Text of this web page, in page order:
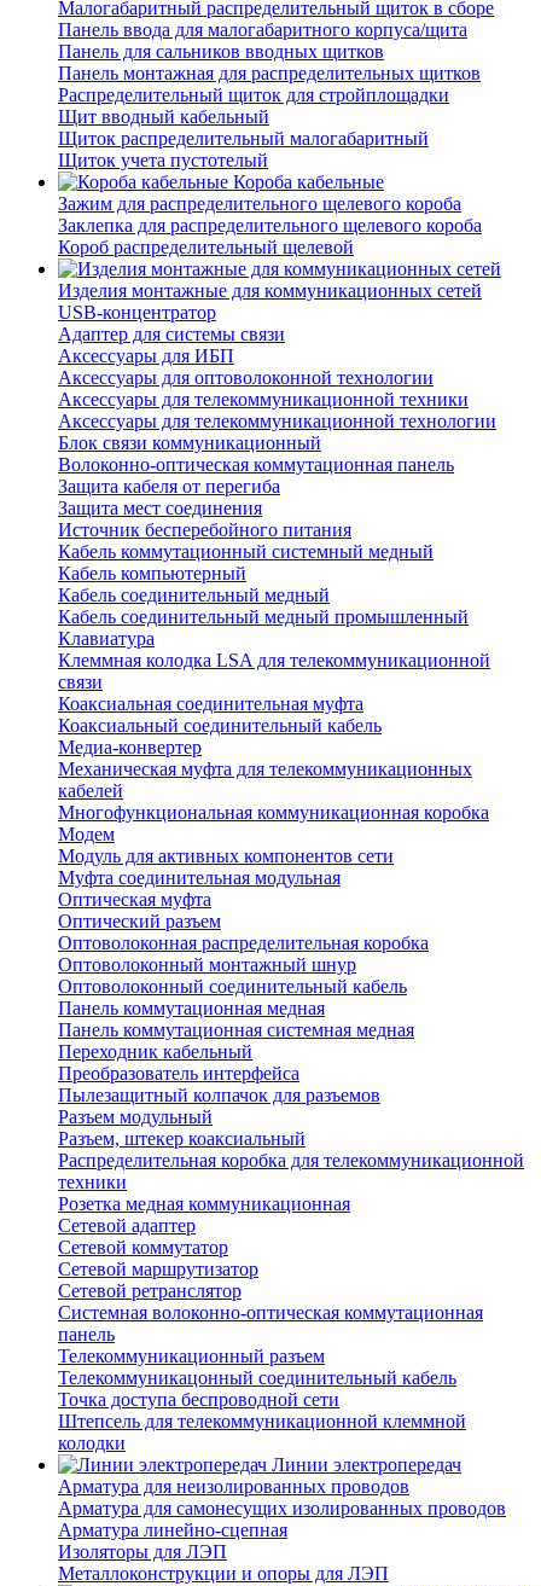
Малогабаритный распределительный щиток в сборе
Панель ввода для малогабаритного корпуса/щита
Панель для сальников вводных щитков
Панель монтажная для распределительных щитков
Распределительный щиток для стройплощадки
Щит вводный кабельный
Щиток распределительный малогабаритный
Щиток учета пустотелый
Короба кабельные
Зажим для распределительного щелевого короба
Заклепка для распределительного щелевого короба
Короб распределительный щелевой
Изделия монтажные для коммуникационных сетей
USB-концентратор
Адаптер для системы связи
Аксессуары для ИБП
Аксессуары для оптоволоконной технологии
Аксессуары для телекоммуникационной техники
Аксессуары для телекоммуникационной технологии
Блок связи коммуникационный
Волоконно-оптическая коммутационная панель
Защита кабеля от перегиба
Защита мест соединения
Источник бесперебойного питания
Кабель коммутационный системный медный
Кабель компьютерный
Кабель соединительный медный
Кабель соединительный медный промышленный
Клавиатура
Клеммная колодка LSA для телекоммуникационной
связи
Коаксиальная соединительная муфта
Коаксиальный соединительный кабель
Медиа-конвертер
Механическая муфта для телекоммуникационных
кабелей
Многофункциональная коммуникационная коробка
Модем
Модуль для активных компонентов сети
Муфта соединительная модульная
Оптическая муфта
Оптический разъем
Оптоволоконная распределительная коробка
Оптоволоконный монтажный шнур
Оптоволоконный соединительный кабель
Панель коммутационная медная
Панель коммутационная системная медная
Переходник кабельный
Преобразователь интерфейса
Пылезащитный колпачок для разъемов
Разъем модульный
Разъем, штекер коаксиальный
Распределительная коробка для телекоммуникационной
техники
Розетка медная коммуникационная
Сетевой адаптер
Сетевой коммутатор
Сетевой маршрутизатор
Сетевой ретранслятор
Системная волоконно-оптическая коммутационная
панель
Телекоммуникационный разъем
Телекоммуникацонный соединительный кабель
Точка доступа беспроводной сети
Штепсель для телекоммуникационной клеммной
колодки
Линии электропередач
Арматура для неизолированных проводов
Арматура для самонесущих изолированных проводов
Арматура линейно-сцепная
Изоляторы для ЛЭП
Металлоконструкции и опоры для ЛЭП